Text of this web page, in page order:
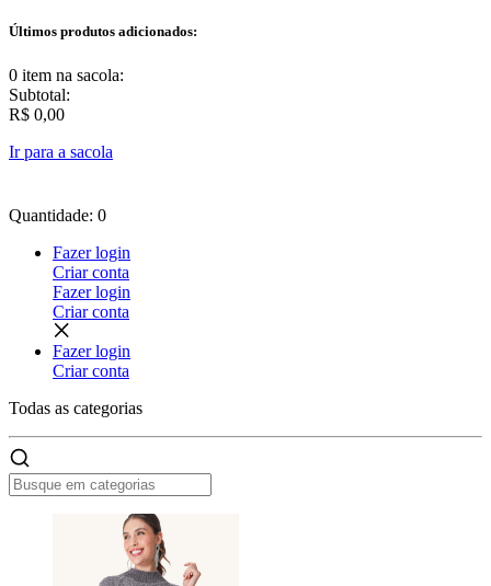
Últimos produtos adicionados:
0 item na sacola:
Subtotal:
R$ 0,00
Ir para a sacola
Quantidade: 0
Fazer login
Criar conta
Fazer login
Criar conta
Fazer login
Criar conta
Todas as categorias